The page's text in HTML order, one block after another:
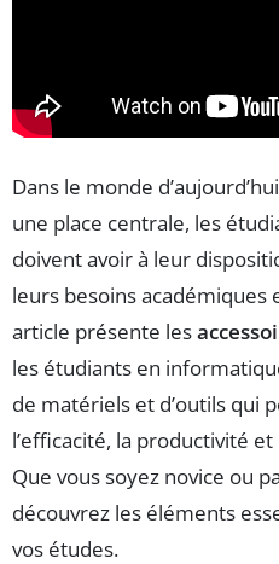
Dans le monde
une place centrale, les
doivent avoir à leur
leurs besoins académiques
article présente les
les étudiants en
de matériels et d’outils qui
l’efficacité, la productivité
Que vous soyez novice ou
découvrez les éléments
vos études.